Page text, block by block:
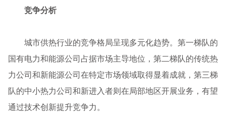
竞争分析
城市供热行业的竞争格局呈现多元化趋势。第一梯队的
国有电力和能源公司占据市场主导地位，第二梯队的传统热
力公司和新能源公司在特定市场领域取得显着成就，第三梯
队的中小热力公司和新进入者则在局部地区开展业务，有望
通过技术创新提升竞争力。